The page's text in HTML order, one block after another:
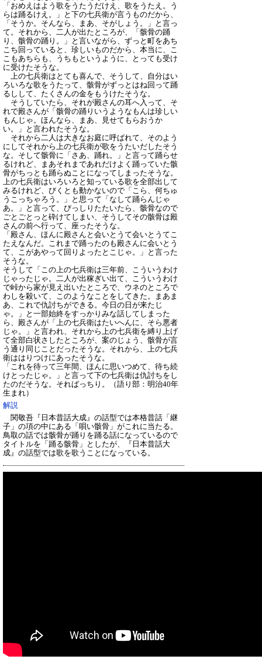
「おめえはよう歌をうたうだけえ、歌をうたえ。う
らは踊るけえ。」と下の七兵衛が言うものだから、
「そうか。そんなら、まあ、そがしょう。」と言っ
て。それから、二人が出たところが、「骸骨の踊
り、骸骨の踊り。」と言いながら、ずっと町をあち
こち回っていると、珍しいものだから、本当に、こ
こもあちらも、うちもというように、とっても受け
に受けたそうな。
上の七兵衛はとても喜んで、そうして、自分はい
ろいろな歌をうたって、骸骨がずっとはね回って踊
るしして、たくさんの金をもうけたそうな。
そうしていたら、それが殿さんの耳へ入って、そ
れで殿さんが「骸骨の踊りいうようなもんは珍しい
もんじゃ。ほんなら、まあ、見せてもらおうか
い。」と言われたそうな。
それから二人は大きなお庭に呼ばれて、そのよう
にしてそれから上の七兵衛が歌をうたいだしたそう
な。そして骸骨に「さあ、踊れ。」と言って踊らせ
るけれど、まあそれまであれだけよく踊っていた骸
骨がちっとも踊らぬことになってしまったそうな。
上の七兵衛はいろいろと知っている歌を全部出して
みるけれど、びくとも動かないので「こら、何ちゅ
うこっちゃろう。」と思って「なして踊らんじゃ
あ。」と言って、びっしりたたいたら、骸骨なので
ごとごとっと砕けてしまい、そうしてその骸骨は殿
さんの前へ行って、座ったそうな。
「殿さん、ほんに殿さんと会いとうて会いとうてこ
たえなんだ。これまで踊ったのも殿さんに会いとう
て、こがあやって回りよったとこじゃ。」と言った
そうな。
そうして「この上の七兵衛は三年前、こういうわけ
じゃったじゃ。二人が出稼ぎい出て、こういうわけ
で峠から家が見え出いたところで、ウネのところで
わしを殺いて、このようなことをしてきた。まあま
あ、これで仇討ちができる。今日の日が来たじ
ゃ。」と一部始終をすっかりみな話してしまった
ら、殿さんが「上の七兵衛はたいへんに、そら悪者
じゃ。」と言われ、それから上の七兵衛を縛り上げ
て全部白状さしたところが、案のじょう、骸骨が言
う通り同じことだったそうな。それから、上の七兵
衛ははりつけにあったそうな。
「これを待って三年間、ほんに思いつめて、待ち続
けとったじゃ。」と言って下の七兵衛は仇討ちをし
たのだそうな。そればっちり。（語り部：明治40年
生まれ）
解説
関敬吾『日本昔話大成』の話型では本格昔話「継
子」の項の中にある「唄い骸骨」がこれに当たる。
鳥取の話では骸骨が踊りを踊る話になっているので
タイトルを「踊る骸骨」としたが、『日本昔話大
成』の話型では歌を歌うことになっている。